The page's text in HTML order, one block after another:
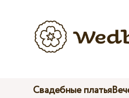
Свадебные платья